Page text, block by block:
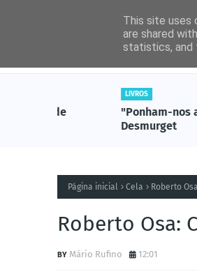
"Ponham-nos a Ler!"
Desmurget
Página inicial Cela Roberto
Roberto Osa:
Mário Rufino 12:01
This site uses
are shared
statistics, and